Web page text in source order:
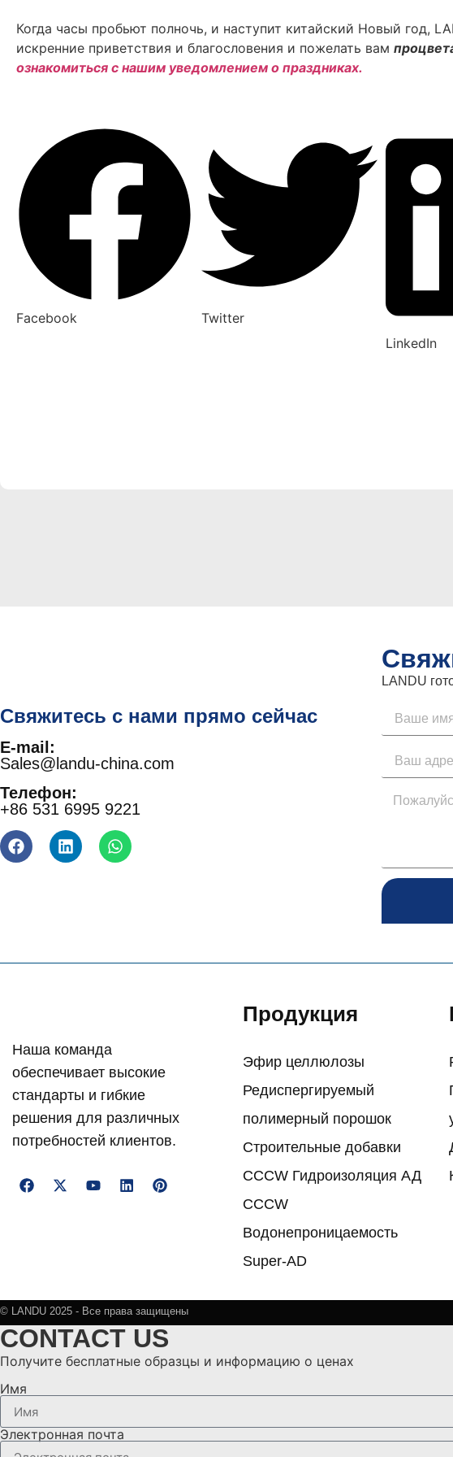
Когда часы пробьют полночь, и наступит китайский Новый год,
искренние приветствия и благословения и пожелать вам
ознакомиться с нашим уведомлением о праздниках.
Facebook
Twitter
LinkedIn
Свяжитесь с нами прямо сейчас
E-mail:
Sales@landu-china.com
Телефон:
+86 531 6995 9221
LANDU
Наша команда
обеспечивает высокие
стандарты и гибкие
решения для различных
потребностей клиентов.
Продукция
Эфир целлюлозы
Редиспергируемый
полимерный порошок
Строительные добавки
CCCW Гидроизоляция АД
CCCW
Водонепроницаемость
Super-AD
© LANDU 2025 - Все права защищены
CONTACT US
Получите бесплатные образцы и информацию о ценах
Имя
Электронная почта